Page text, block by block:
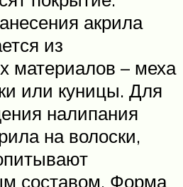
акрила
из
материалов – меха
или куницы. Для
налипания
на волоски,
составом. Форма